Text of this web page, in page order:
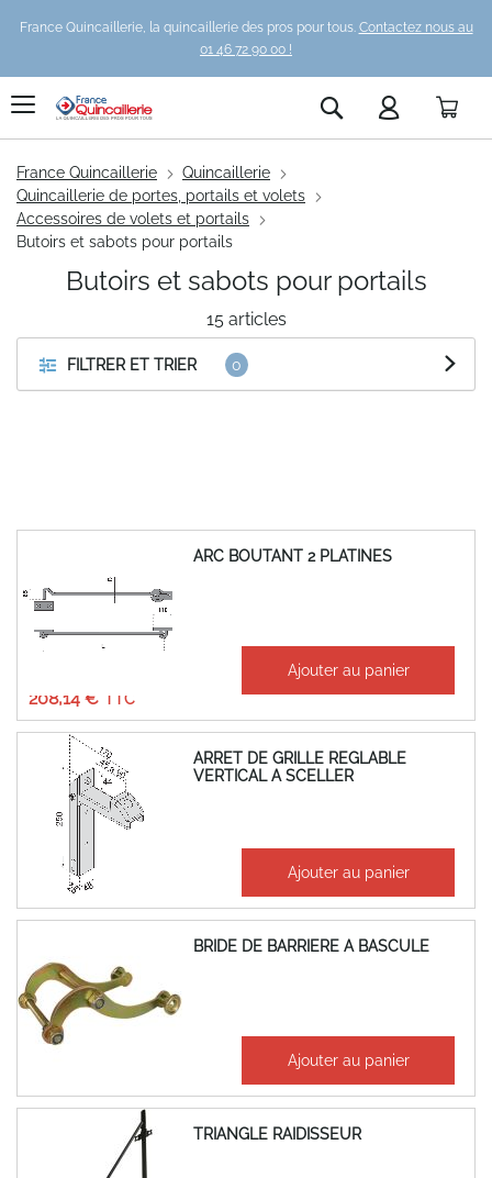
France Quincaillerie, la quincaillerie des pros pour tous. Contactez nous au
01 46 72 90 00 !
Rechercher
France Quincaillerie
Quincaillerie
Quincaillerie de portes, portails et volets
Accessoires de volets et portails
Butoirs et sabots pour portails
FILTRER ET TRIER
15articles
Butoirs et sabots pour portails
ARC BOUTANT 2 PLATINES
À partir de
208,14 €
Ajouter au panier
ARRET DE GRILLE REGLABLE
VERTICAL A SCELLER
111,31 €
92,76 € Ajouter au panier
BRIDE DE BARRIERE A BASCULE
98,17 € Ajouter au panier
TRIANGLE RAIDISSEUR